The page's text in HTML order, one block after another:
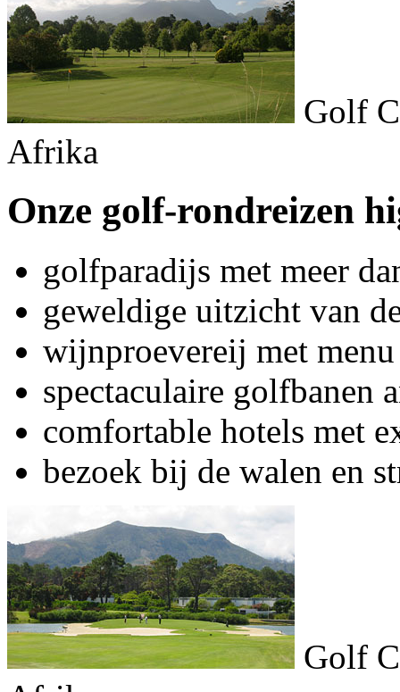
Golf
Afrika
Onze golf-rondreizen
golfparadijs met meer
geweldige uitzicht van
wijnproevereij met
spectaculaire golfbanen
comfortable hotels met
bezoek bij de walen en
Golf